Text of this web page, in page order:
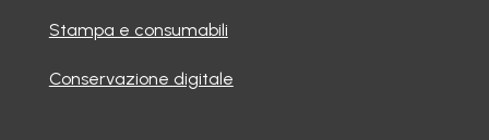
Stampa e consumabili
Conservazione digitale